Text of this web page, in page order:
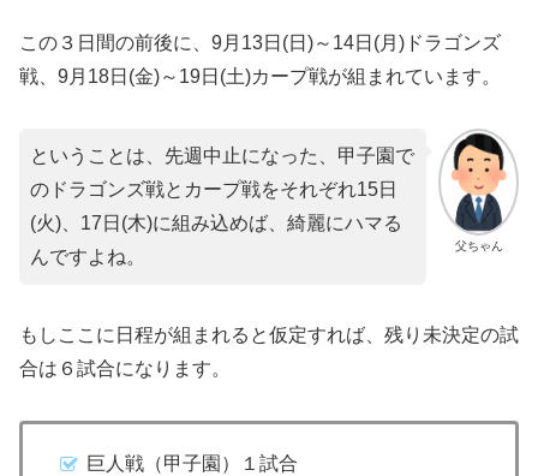
この３日間の前後に、9月13日(日)～14日(月)ドラゴンズ
戦、9月18日(金)～19日(土)カープ戦が組まれています。
父ちゃん
ということは、先週中止になった、甲子園で
のドラゴンズ戦とカープ戦をそれぞれ15日
(火)、17日(木)に組み込めば、綺麗にハマる
んですよね。
​もしここに日程が組まれると仮定すれば、残り未決定の試
合は６試合になります。
巨人戦（甲子園）１試合